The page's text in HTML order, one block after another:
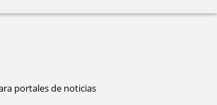
portales de noticias